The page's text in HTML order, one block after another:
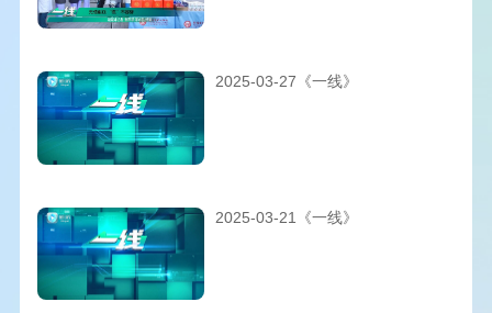
2025-03-27《一线》
2025-03-21《一线》